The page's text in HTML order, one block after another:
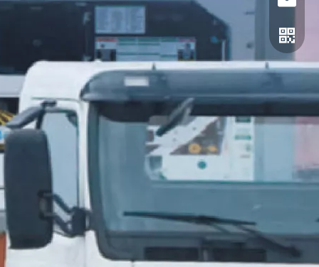
公众号